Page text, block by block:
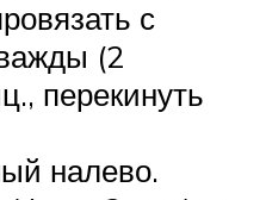
с
(2
перекинуть
налево.